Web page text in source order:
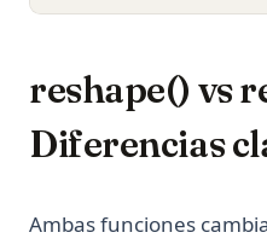
reshape() vs
Diferencias
Ambas funciones